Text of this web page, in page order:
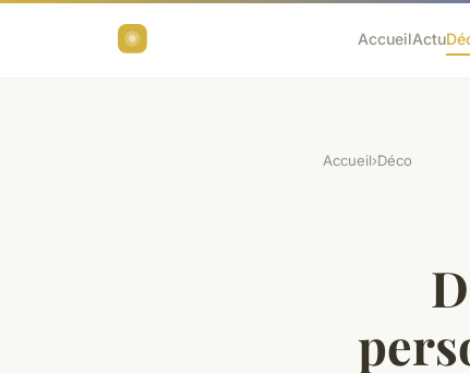
AccueilActu
Accueil›Déco